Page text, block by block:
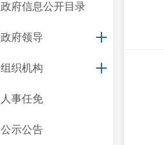
政府信息公开目录
政府领导
组织机构
人事任免
公示公告